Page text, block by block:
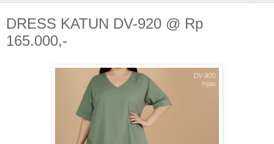
DRESS KATUN DV-920 @ Rp
165.000,-